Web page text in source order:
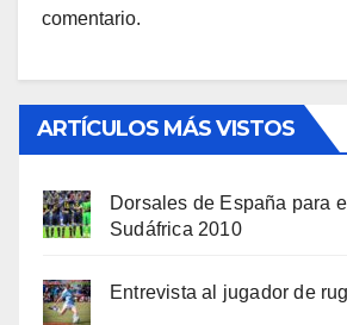
comentario.
ARTÍCULOS MÁS VISTOS
Dorsales de España para
Sudáfrica 2010
Entrevista al jugador de